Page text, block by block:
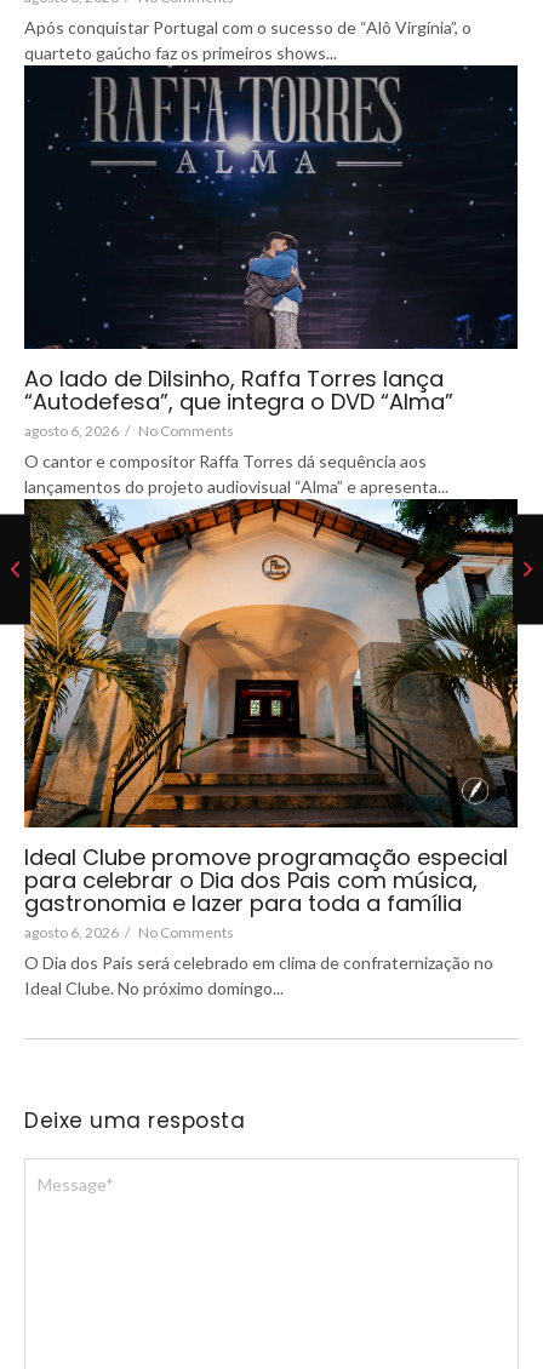
Após conquistar Portugal com o sucesso de “Alô Virgínia”, o
quarteto gaúcho faz os primeiros shows...
Ao lado de Dilsinho, Raffa Torres lança
“Autodefesa”, que integra o DVD “Alma”
agosto 6, 2026 / No Comments
O cantor e compositor Raffa Torres dá sequência aos
lançamentos do projeto audiovisual “Alma” e apresenta...
Ideal Clube promove programação especial
para celebrar o Dia dos Pais com música,
gastronomia e lazer para toda a família
agosto 6, 2026 / No Comments
O Dia dos Pais será celebrado em clima de confraternização no
Ideal Clube. No próximo domingo...
Deixe uma resposta